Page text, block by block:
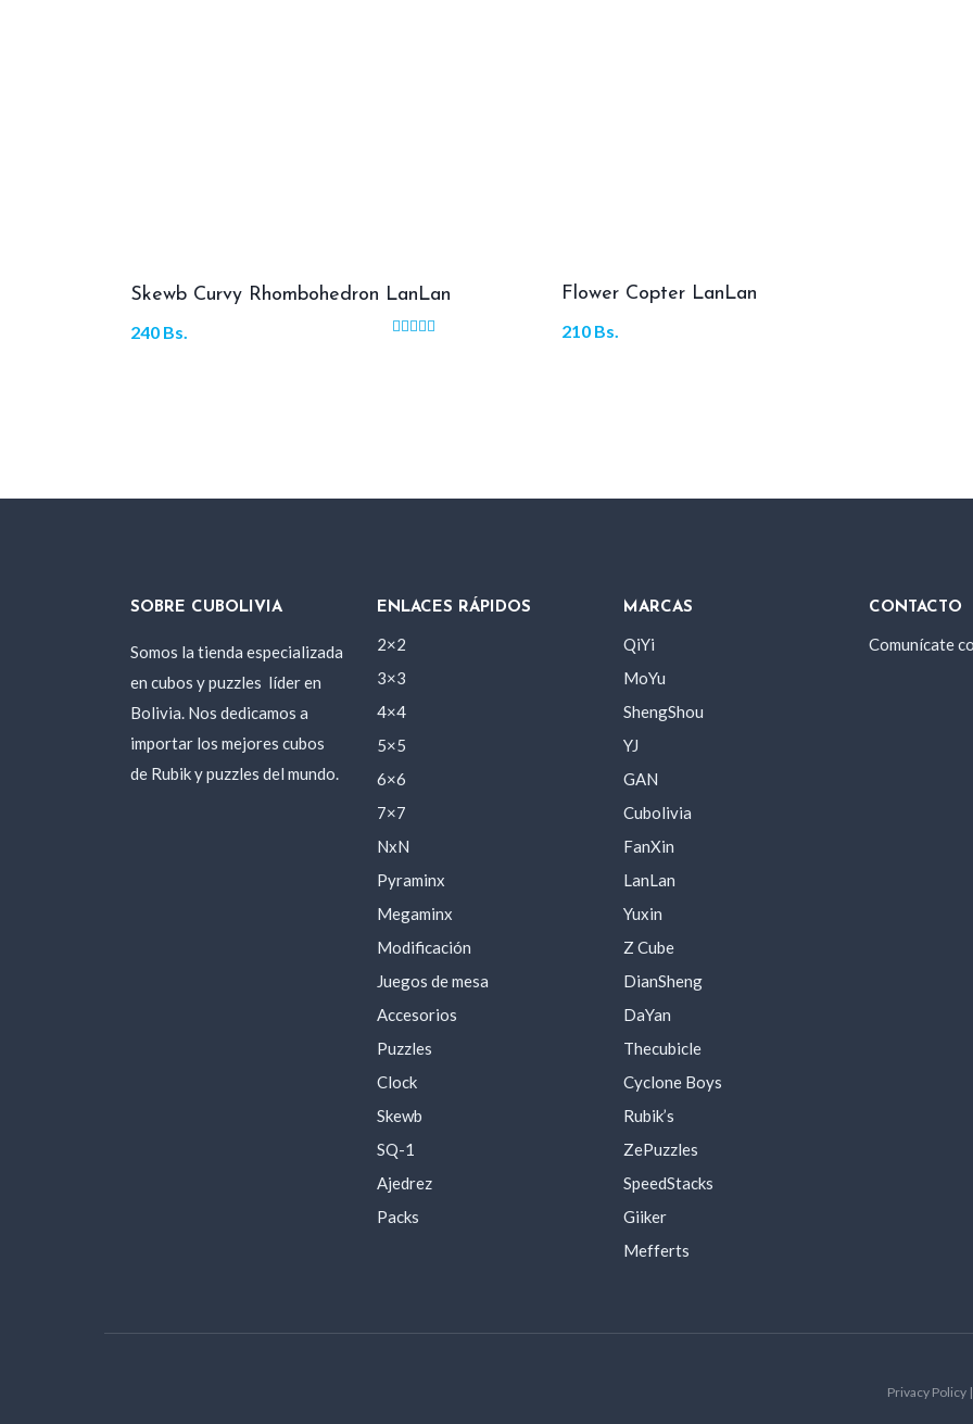
Skewb Curvy Rhombohedron LanLan
240 Bs.
Flower Copter LanLan
210 Bs.
SOBRE CUBOLIVIA
Somos la tienda especializada
en cubos y puzzles líder en
Bolivia. Nos dedicamos a
importar los mejores cubos
de Rubik y puzzles del mundo.
ENLACES RÁPIDOS
2×2
3×3
4×4
5×5
6×6
7×7
NxN
Pyraminx
Megaminx
Modificación
Juegos de mesa
Accesorios
Puzzles
Clock
Skewb
SQ-1
Ajedrez
Packs
MARCAS
QiYi
MoYu
ShengShou
YJ
GAN
Cubolivia
FanXin
LanLan
Yuxin
Z Cube
DianSheng
DaYan
Thecubicle
Cyclone Boys
Rubik’s
ZePuzzles
SpeedStacks
Giiker
Mefferts
CONTACTO
Comunícate
Privacy Policy